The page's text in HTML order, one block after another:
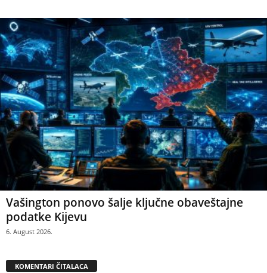
Vašington ponovo šalje ključne obaveštajne
podatke Kijevu
6. August 2026.
KOMENTARI ČITALACA